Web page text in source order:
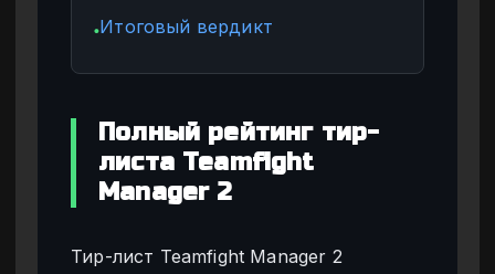
●Итоговый вердикт
Полный рейтинг тир-
листа Teamfight
Manager 2
Тир-лист Teamfight Manager 2